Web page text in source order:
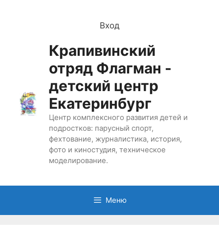
Вход
Крапивинский
отряд Флагман -
детский центр
Екатеринбург
Центр комплексного развития детей и
подростков: парусный спорт,
фехтование, журналистика, история,
фото и киностудия, техническое
моделирование.
Меню